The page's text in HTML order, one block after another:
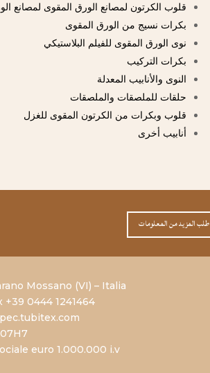
قلوب الكرتون لمصانع الورق المقوى لمصانع
بكرات نسيج من الورق المقوى
نوى الورق المقوى للفيلم البلاستيكي
بكرات التركيب
النوى والأنابيب المعدلة
حلقات للملصقات والملصقات
قلوب وبكرات من الكرتون المقوى للغزل
أنابيب أخرى
طلب المزيد من المعلومات
Mossano (VI) – Italia
+39 0444 1241464
euro 1.000.000 i.v.